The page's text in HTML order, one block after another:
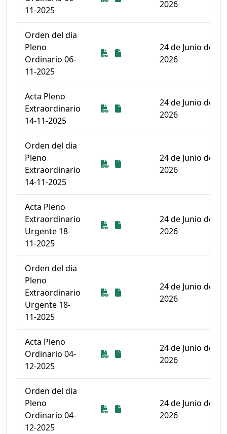
11-2025
2026
Orden del dia
Pleno
Ordinario 06-
11-2025
Descarga
Descarga
24 de Junio de
2026
Acta Pleno
Extraordinario
14-11-2025
Descarga
Descarga
24 de Junio de
2026
Orden del dia
Pleno
Extraordinario
14-11-2025
Descarga
Descarga
24 de Junio de
2026
Acta Pleno
Extraordinario
Urgente 18-
11-2025
Descarga
Descarga
24 de Junio de
2026
Orden del dia
Pleno
Extraordinario
Urgente 18-
11-2025
Descarga
Descarga
24 de Junio de
2026
Acta Pleno
Ordinario 04-
12-2025
Descarga
Descarga
24 de Junio de
2026
Orden del dia
Pleno
Ordinario 04-
12-2025
Descarga
Descarga
24 de Junio de
2026